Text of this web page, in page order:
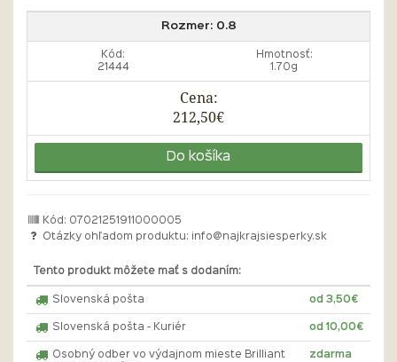
Rozmer: 0.8
Kód:
21444
Hmotnosť:
1.70g
Cena:
212,50€
Do košíka
Kód: 07021251911000005
Otázky ohľadom produktu:
info@najkrajsiesperky.sk
Tento produkt môžete mať s dodaním:
Slovenská pošta od 3,50€
Slovenská pošta - Kuriér od 10,00€
Osobný odber vo výdajnom mieste Brilliant
zdarma